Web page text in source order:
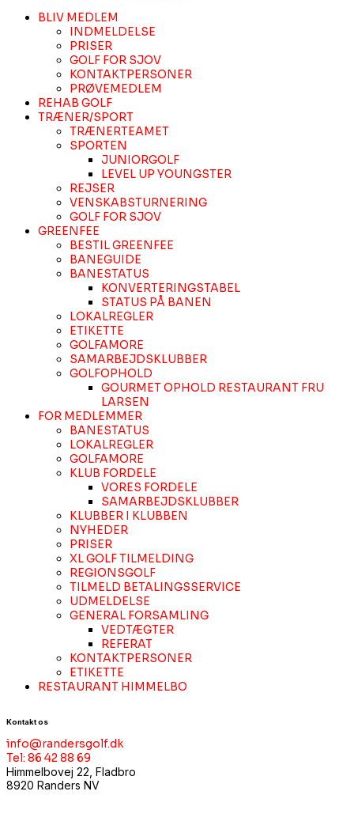
BLIV MEDLEM
INDMELDELSE
PRISER
GOLF FOR SJOV
KONTAKTPERSONER
PRØVEMEDLEM
REHAB GOLF
TRÆNER/SPORT
TRÆNERTEAMET
SPORTEN
JUNIORGOLF
LEVEL UP YOUNGSTER
REJSER
VENSKABSTURNERING
GOLF FOR SJOV
GREENFEE
BESTIL GREENFEE
BANEGUIDE
BANESTATUS
KONVERTERINGSTABEL
STATUS PÅ BANEN
LOKALREGLER
ETIKETTE
GOLFAMORE
SAMARBEJDSKLUBBER
GOLFOPHOLD
GOURMET OPHOLD RESTAURANT FRU
LARSEN
FOR MEDLEMMER
BANESTATUS
LOKALREGLER
GOLFAMORE
KLUB FORDELE
VORES FORDELE
SAMARBEJDSKLUBBER
KLUBBER I KLUBBEN
NYHEDER
PRISER
XL GOLF TILMELDING
REGIONSGOLF
TILMELD BETALINGSSERVICE
UDMELDELSE
GENERAL FORSAMLING
VEDTÆGTER
REFERAT
KONTAKTPERSONER
ETIKETTE
RESTAURANT HIMMELBO
Kontakt os
info@randersgolf.dk
Tel: 86 42 88 69
Himmelbovej 22, Fladbro
8920 Randers NV